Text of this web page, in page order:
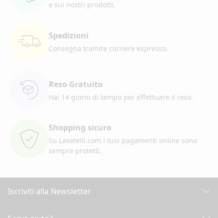
e sui nostri prodotti.
Spedizioni
Consegna tramite corriere espresso.
Reso Gratuito
Hai 14 giorni di tempo per effettuare il reso.
Shopping sicuro
Su Lavatelli.com i tuoi pagamenti online sono
sempre protetti.
Iscriviti alla Newsletter